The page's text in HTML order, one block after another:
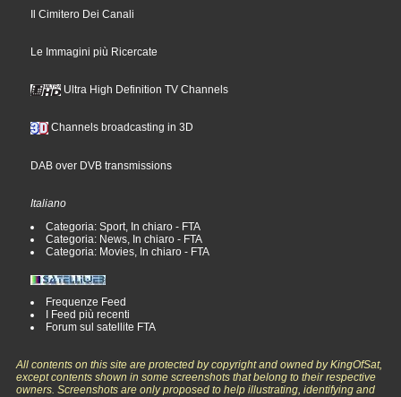
Il Cimitero Dei Canali
Le Immagini più Ricercate
Ultra High Definition TV Channels
Channels broadcasting in 3D
DAB over DVB transmissions
Italiano
Categoria: Sport, In chiaro - FTA
Categoria: News, In chiaro - FTA
Categoria: Movies, In chiaro - FTA
Frequenze Feed
I Feed più recenti
Forum sul satellite FTA
All contents on this site are protected by copyright and owned by KingOfSat,
except contents shown in some screenshots that belong to their respective
owners. Screenshots are only proposed to help illustrating, identifying and